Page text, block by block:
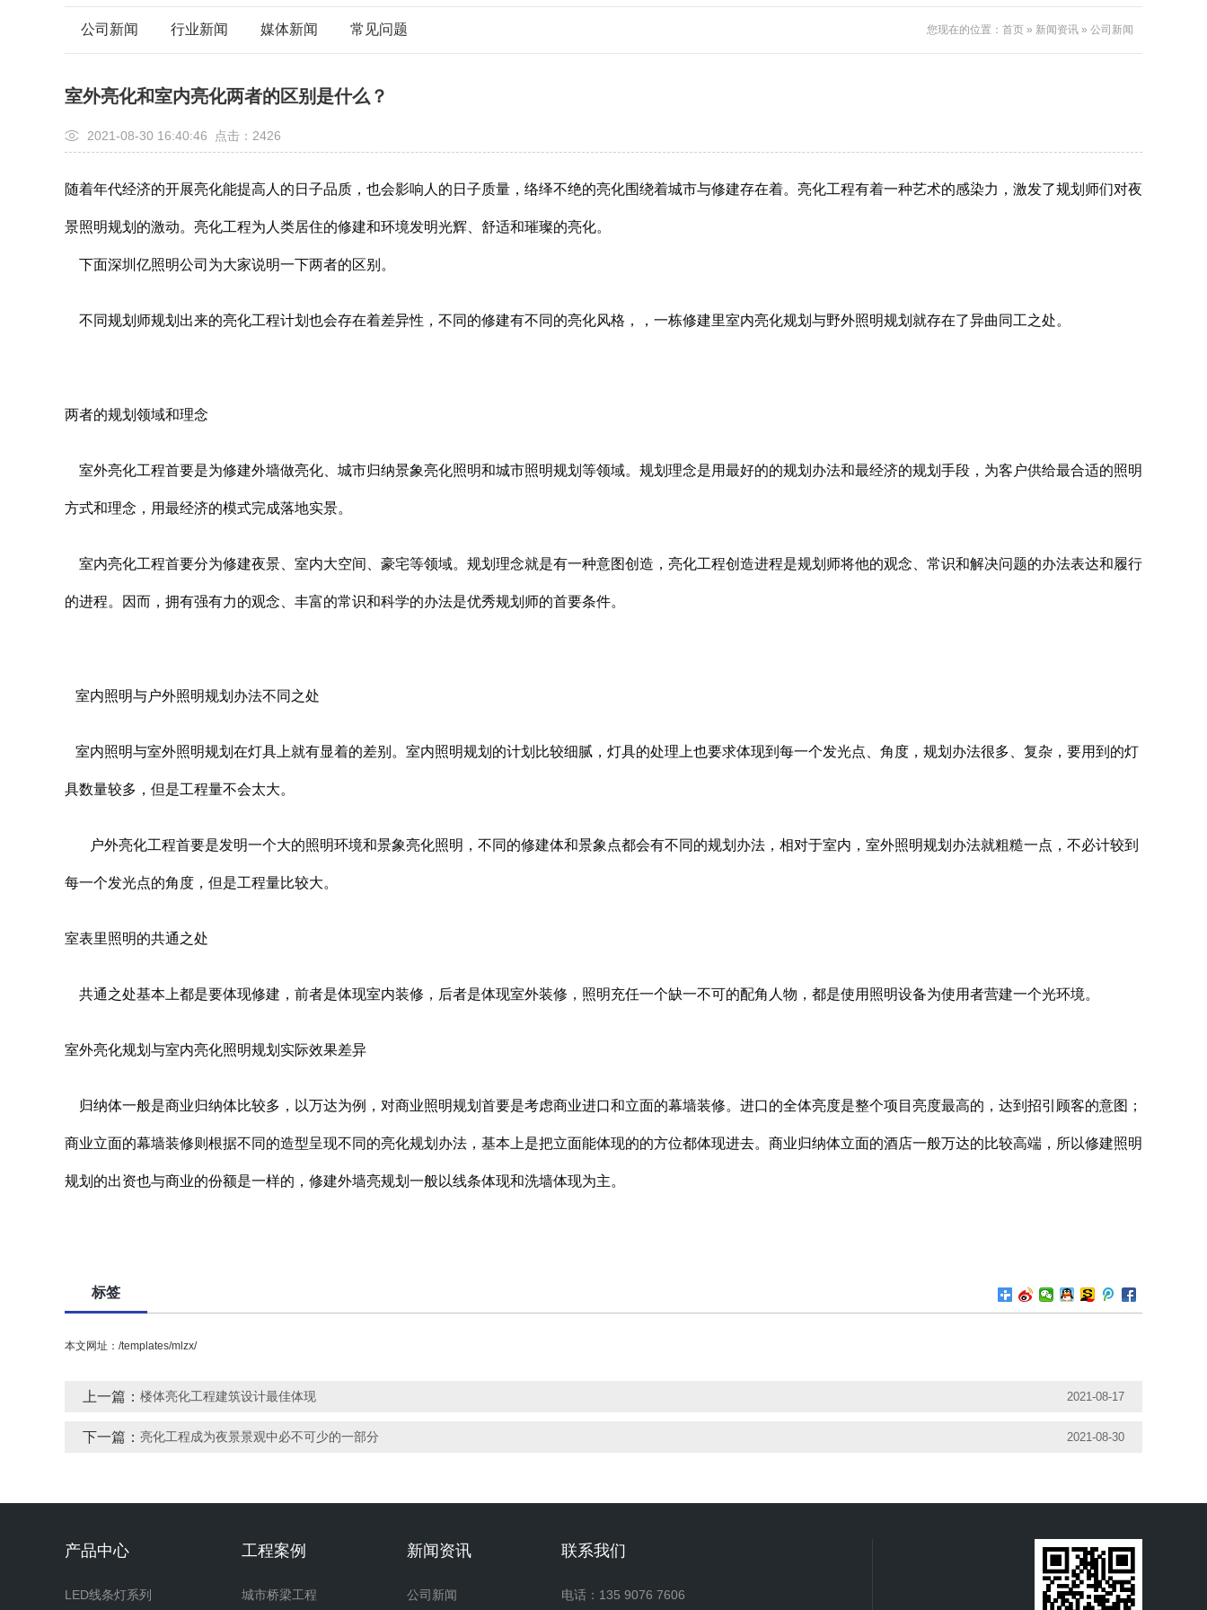
公司新闻 行业新闻 媒体新闻 常见问题 您现在的位置： 首页 » 新闻资讯 » 公司新闻
室外亮化和室内亮化两者的区别是什么？
2021-08-30 16:40:46 点击： 2426
随着年代经济的开展亮化能提高人的日子品质，也会影响人的日子质量，络绎不绝的亮化围绕着城市与修建存在着。 亮化工程有着一种艺术的感染力，激发了规划师们对夜
景照明规划的激动。 亮化工程为人类居住的修建和环境发明光辉、舒适和璀璨的亮化。
下面深圳亿照明公司为大家说明一下两者的区别。
不同规划师规划出来的亮化工程计划也会存在着差异性，不同的修建有不同的亮化风格，，一栋修建里室内亮化规划与野外照明规划就存在了异曲同工之处。
两者的规划领域和理念
室外亮化工程首要是为修建外墙做亮化、城市归纳景象亮化照明和城市照明规划等领域。规划理念是用最好的的规划办法和最经济的规划手段，为客户供给最合适的照明
方式和理念，用最经济的模式完成落地实景。
室内亮化工程首要分为修建夜景、室内大空间、豪宅等领域。规划理念就是有一种意图创造， 亮化工程创造进程是规划师将他的观念、常识和解决问题的办法表达和履行
的进程。因而，拥有强有力的观念、丰富的常识和科学的办法是优秀规划师的首要条件。
室内照明与户外照明规划办法不同之处
室内照明与室外照明规划在灯具上就有显着的差别。室内照明规划的计划比较细腻，灯具的处理上也要求体现到每一个发光点、角度，规划办法很多、复杂，要用到的灯
具数量较多，但是工程量不会太大。
户外亮化工程首要是发明一个大的照明环境和景象亮化照明，不同的修建体和景象点都会有不同的规划办法，相对于室内，室外照明规划办法就粗糙一点，不必计较到
每一个发光点的角度，但是工程量比较大。
室表里照明的共通之处
共通之处基本上都是要体现修建，前者是体现室内装修，后者是体现室外装修，照明充任一个缺一不可的配角人物，都是使用照明设备为使用者营建一个光环境。
室外亮化规划与室内亮化照明规划实际效果差异
归纳体一般是商业归纳体比较多，以万达为例，对商业照明规划首要是考虑商业进口和立面的幕墙装修。进口的全体亮度是整个项目亮度最高的，达到招引顾客的意图；
商业立面的幕墙装修则根据不同的造型呈现不同的亮化规划办法，基本上是把立面能体现的的方位都体现进去。商业归纳体立面的酒店一般万达的比较高端，所以修建照明
规划的出资也与商业的份额是一样的，修建外墙亮规划一般以线条体现和洗墙体现为主。
标签
本文网址：/templates/mlzx/
上一篇： 楼体亮化工程建筑设计最佳体现 2021-08-17
下一篇： 亮化工程成为夜景景观中必不可少的一部分 2021-08-30
产品中心
LED线条灯系列
工程案例
城市桥梁工程
新闻资讯
公司新闻
联系我们
电话：135 9076 7606